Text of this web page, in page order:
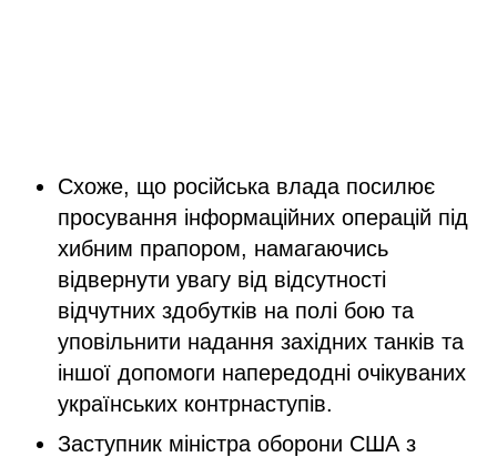
Схоже, що російська влада посилює
просування інформаційних операцій під
хибним прапором, намагаючись
відвернути увагу від відсутності
відчутних здобутків на полі бою та
уповільнити надання західних танків та
іншої допомоги напередодні очікуваних
українських контрнаступів.
Заступник міністра оборони США з